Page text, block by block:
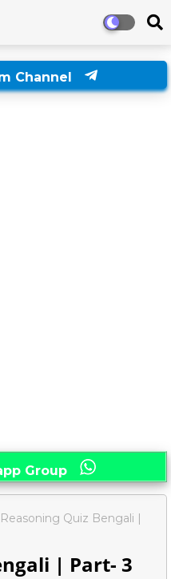
Channel
Group
Reasoning Quiz Bengali |
| Part- 3